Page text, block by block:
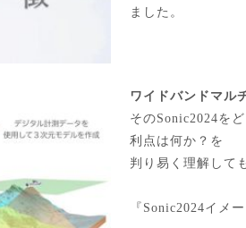
ました。
ワイドバンドマル
そのSonic2024を
利点は何か？を
判り易く理解して
『Sonic2024イメ